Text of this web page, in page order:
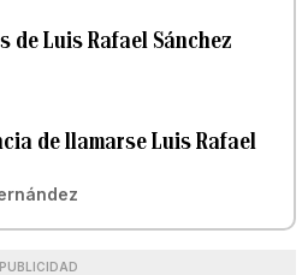
de Luis Rafael Sánchez
de llamarse Luis Rafael
PUBLICIDAD